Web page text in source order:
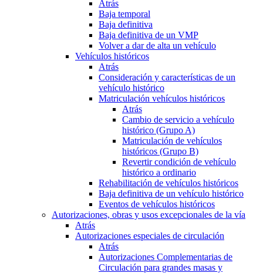
Atrás
Baja temporal
Baja definitiva
Baja definitiva de un VMP
Volver a dar de alta un vehículo
Vehículos históricos
Atrás
Consideración y características de un
vehículo histórico
Matriculación vehículos históricos
Atrás
Cambio de servicio a vehículo
histórico (Grupo A)
Matriculación de vehículos
históricos (Grupo B)
Revertir condición de vehículo
histórico a ordinario
Rehabilitación de vehículos históricos
Baja definitiva de un vehículo histórico
Eventos de vehículos históricos
Autorizaciones, obras y usos excepcionales de la vía
Atrás
Autorizaciones especiales de circulación
Atrás
Autorizaciones Complementarias de
Circulación para grandes masas y